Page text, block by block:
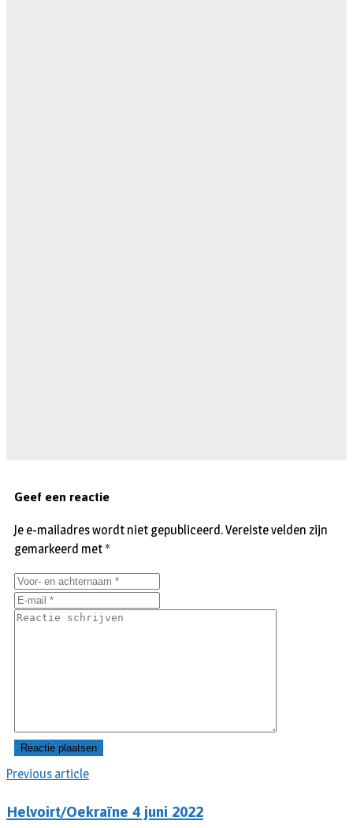
Previous article
Helvoirt/Oekraïne 4 juni 2022
Geef een reactie
Je e-mailadres wordt niet gepubliceerd.Vereiste velden zijn
gemarkeerd met *